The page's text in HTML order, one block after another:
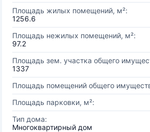
Площадь жилых помещений, м²:
1256.6
Площадь нежилых помещений, м²:
97.2
Площадь зем. участка общего
1337
Площадь помещений общего
Площадь парковки, м²:
Тип дома:
Многоквартирный дом